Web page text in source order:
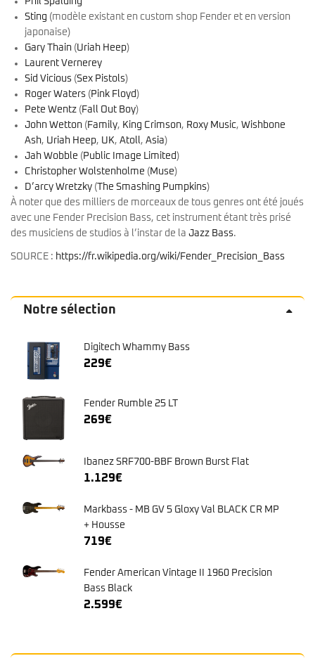
Sting (modèle existant en custom shop Fender et en version
japonaise)
Gary Thain (Uriah Heep)
Laurent Vernerey
Sid Vicious (Sex Pistols)
Roger Waters ( Pink Floyd )
Pete Wentz ( Fall Out Boy)
John Wetton ( Family, King Crimson, Roxy Music, Wishbone
Ash, Uriah Heep, UK, Atoll, Asia)
Jah Wobble ( Public Image Limited )
Christopher Wolstenholme ( Muse)
D’arcy Wretzky ( The Smashing Pumpkins)
À noter que des milliers de morceaux de tous genres ont été joués
avec une Fender Precision Bass, cet instrument étant très prisé
des musiciens de studios à l’instar de la Jazz Bass.
SOURCE : https://fr.wikipedia.org/wiki/Fender_Precision_Bass
Notre sélection
Digitech Whammy Bass
229€
Fender Rumble 25 LT
269€
Ibanez SRF700-BBF Brown Burst Flat
1.129€
Markbass - MB GV 5 Gloxy Val BLACK CR MP
+ Housse
719€
Fender American Vintage II 1960 Precision
Bass Black
2.599€